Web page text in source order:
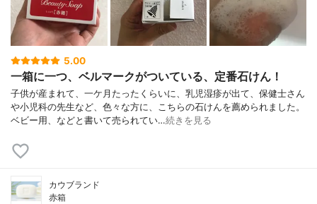
5.00
一箱に一つ、ベルマークがついている、定番石けん！
子供が産まれて、一ケ月たったくらいに、乳児湿疹が出て、保健士さん
や小児科の先生など、色々な方に、こちらの石けんを薦められました。
ベビー用、などと書いて売られてい…続きを見る
カウブランド
赤箱